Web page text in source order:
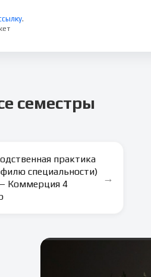
.
семестры
практика
специальности)
Коммерция 4
→